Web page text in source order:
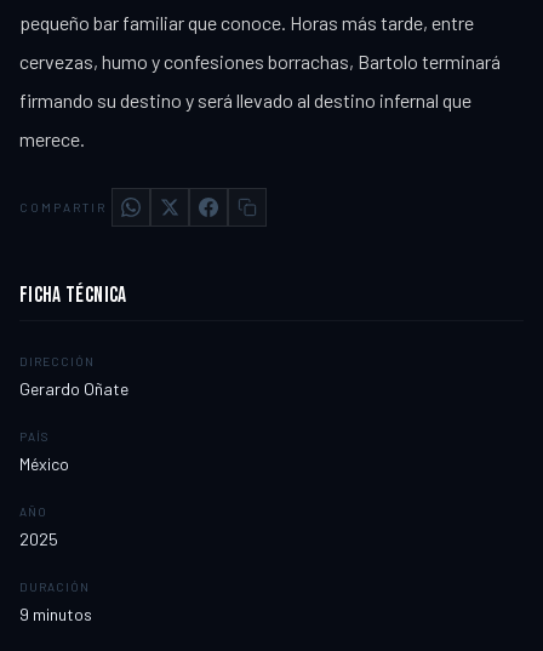
pequeño bar familiar que conoce. Horas más tarde, entre
cervezas, humo y confesiones borrachas, Bartolo terminará
firmando su destino y será llevado al destino infernal que
merece.
COMPARTIR
FICHA TÉCNICA
DIRECCIÓN
Gerardo Oñate
PAÍS
México
AÑO
2025
DURACIÓN
9 minutos